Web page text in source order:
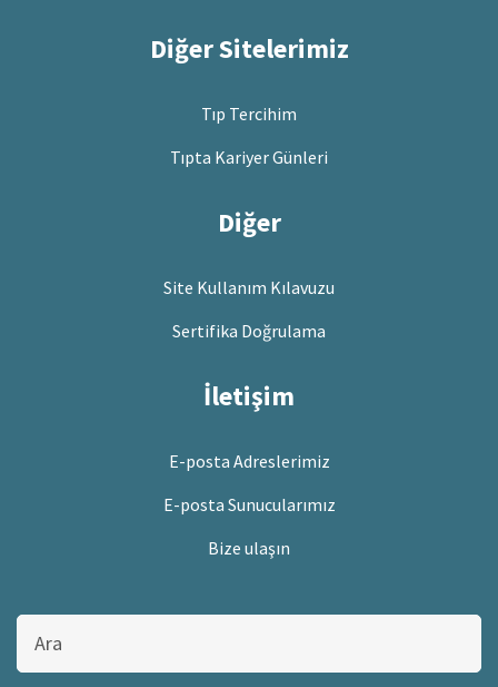
Diğer Sitelerimiz
Tıp Tercihim
Tıpta Kariyer Günleri
Diğer
Site Kullanım Kılavuzu
Sertifika Doğrulama
İletişim
E-posta Adreslerimiz
E-posta Sunucularımız
Bize ulaşın
Bu
sitede
ara